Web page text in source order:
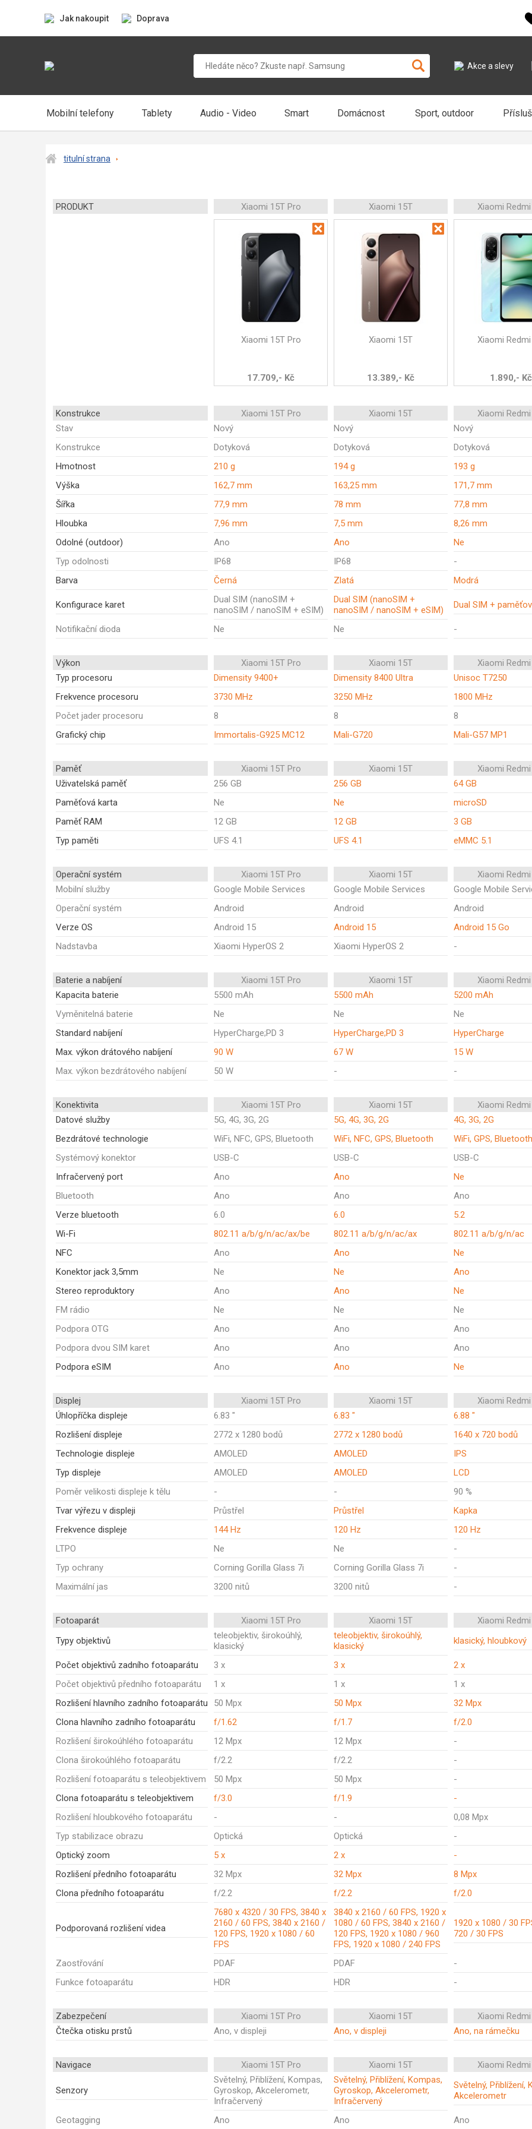
Jak nakoupit Doprava
Akce a slevy
Mobilní telefony Tablety Audio - Video Smart Domácnost Sport, outdoor
titulní strana
PRODUKT Xiaomi 15T Pro Xiaomi 15T Xiaomi
Xiaomi 15T Pro
17.709,- Kč
Xiaomi 15T
13.389,- Kč
Xiaomi
1.890,- Kč
Konstrukce Xiaomi 15T Pro Xiaomi 15T
Xiaomi
Stav
Nový Nový
Nový
Konstrukce
Dotyková Dotyková
Dotyková
Hmotnost
210 g 194 g
193 g
Výška
162,7 mm 163,25 mm
171,7 mm
Šířka
77,9 mm 78 mm
77,8 mm
Hloubka
7,96 mm 7,5 mm
8,26 mm
Odolné (outdoor)
Ano Ano
Ne
Typ odolnosti
IP68 IP68
-
Barva
Černá Zlatá Modrá
Konfigurace karet
Dual SIM (nanoSIM +
nanoSIM / nanoSIM + eSIM)
Dual SIM (nanoSIM +
nanoSIM / nanoSIM + eSIM)
Dual SIM +
Notifikační dioda Ne Ne -
Výkon Xiaomi 15T Pro Xiaomi 15T
Xiaomi
Typ procesoru
Dimensity 9400+ Dimensity 8400 Ultra
Unisoc T7250
Frekvence procesoru
3730 MHz 3250 MHz
1800 MHz
Počet jader procesoru
8 8
8
Grafický chip
Immortalis-G925 MC12 Mali-G720 Mali-G57 MP1
Paměť Xiaomi 15T Pro Xiaomi 15T
Xiaomi
Uživatelská paměť
256 GB 256 GB
64 GB
Paměťová karta
Ne Ne
microSD
Paměť RAM
12 GB 12 GB
3 GB
Typ paměti
UFS 4.1 UFS 4.1 eMMC 5.1
Operační systém Xiaomi 15T Pro Xiaomi 15T
Xiaomi
Mobilní služby
Google Mobile Services Google Mobile Services
Google Mobile
Operační systém
Android Android
Android
Verze OS
Android 15 Android 15
Android 15 Go
Nadstavba
Xiaomi HyperOS 2 Xiaomi HyperOS 2 -
Baterie a nabíjení Xiaomi 15T Pro Xiaomi 15T
Xiaomi
Kapacita baterie
5500 mAh 5500 mAh
5200 mAh
Vyměnitelná baterie
Ne Ne
Ne
Standard nabíjení
HyperCharge;PD 3 HyperCharge;PD 3
HyperCharge
Max. výkon drátového nabíjení
90 W 67 W
15 W
Max. výkon bezdrátového nabíjení
50 W - -
Konektivita Xiaomi 15T Pro Xiaomi 15T
Xiaomi
Datové služby
5G, 4G, 3G, 2G 5G, 4G, 3G, 2G
4G, 3G, 2G
Bezdrátové technologie
WiFi, NFC, GPS, Bluetooth WiFi, NFC, GPS, Bluetooth
WiFi, GPS, Bluetooth
Systémový konektor
USB-C USB-C
USB-C
Infračervený port
Ano Ano
Ne
Bluetooth
Ano Ano
Ano
Verze bluetooth
6.0 6.0
5.2
Wi-Fi
802.11 a/b/g/n/ac/ax/be 802.11 a/b/g/n/ac/ax
802.11 a/b/g/n/ac
NFC
Ano Ano
Ne
Konektor jack 3,5mm
Ne Ne
Ano
Stereo reproduktory
Ano Ano
Ne
FM rádio
Ne Ne
Ne
Podpora OTG
Ano Ano
Ano
Podpora dvou SIM karet
Ano Ano
Ano
Podpora eSIM
Ano Ano Ne
Displej Xiaomi 15T Pro Xiaomi 15T
Xiaomi
Úhlopříčka displeje
6.83 " 6.83 "
6.88 "
Rozlišení displeje
2772 x 1280 bodů 2772 x 1280 bodů
1640 x 720 bodů
Technologie displeje
AMOLED AMOLED
IPS
Typ displeje
AMOLED AMOLED
LCD
Poměr velikosti displeje k tělu
- -
90 %
Tvar výřezu v displeji
Průstřel Průstřel
Kapka
Frekvence displeje
144 Hz 120 Hz
120 Hz
LTPO
Ne Ne
-
Typ ochrany
Corning Gorilla Glass 7i Corning Gorilla Glass 7i
-
Maximální jas
3200 nitů 3200 nitů -
Fotoaparát Xiaomi 15T Pro Xiaomi 15T
Xiaomi
Typy objektivů
teleobjektiv, širokoúhlý,
klasický
teleobjektiv, širokoúhlý,
klasický
klasický, hloubkový
Počet objektivů zadního fotoaparátu 3 x 3 x
2 x
Počet objektivů předního fotoaparátu
1 x 1 x
1 x
Rozlišení hlavního zadního fotoaparátu
50 Mpx 50 Mpx
32 Mpx
Clona hlavního zadního fotoaparátu
f/1.62 f/1.7
f/2.0
Rozlišení širokoúhlého fotoaparátu
12 Mpx 12 Mpx
-
Clona širokoúhlého fotoaparátu
f/2.2 f/2.2
-
Rozlišení fotoaparátu s teleobjektivem
50 Mpx 50 Mpx
-
Clona fotoaparátu s teleobjektivem
f/3.0 f/1.9
-
Rozlišení hloubkového fotoaparátu
- -
0,08 Mpx
Typ stabilizace obrazu
Optická Optická
-
Optický zoom
5 x 2 x
-
Rozlišení předního fotoaparátu
32 Mpx 32 Mpx
8 Mpx
Clona předního fotoaparátu
f/2.2 f/2.2 f/2.0
Podporovaná rozlišení videa
7680 x 4320 / 30 FPS, 3840 x
2160 / 60 FPS, 3840 x 2160 /
120 FPS, 1920 x 1080 / 60
FPS
3840 x 2160 / 60 FPS, 1920 x
1080 / 60 FPS, 3840 x 2160 /
120 FPS, 1920 x 1080 / 960
FPS, 1920 x 1080 / 240 FPS
1920 x 1080 / 30
720 / 30 FPS
Zaostřování PDAF PDAF
-
Funkce fotoaparátu
HDR HDR -
Zabezpečení Xiaomi 15T Pro Xiaomi 15T
Xiaomi
Čtečka otisku prstů
Ano, v displeji Ano, v displeji Ano, na rámečku
Navigace Xiaomi 15T Pro Xiaomi 15T Xiaomi
Senzory
Světelný, Přiblížení, Kompas,
Gyroskop, Akcelerometr,
Infračervený
Světelný, Přiblížení, Kompas,
Gyroskop, Akcelerometr,
Infračervený
Světelný, Přiblížení,
Akcelerometr
Geotagging Ano Ano Ano